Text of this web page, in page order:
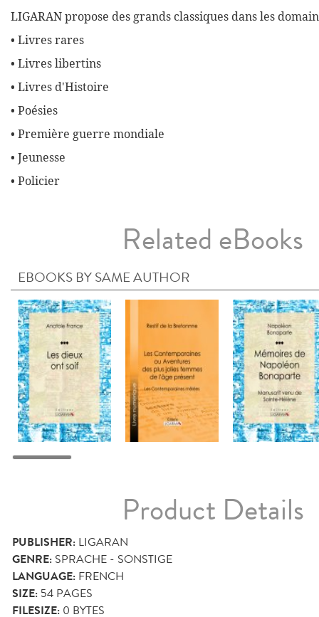
LIGARAN propose des grands classiques dans les
• Livres rares
• Livres libertins
• Livres d'Histoire
• Poésies
• Première guerre mondiale
• Jeunesse
• Policier
Related eBooks
EBOOKS BY SAME AUTHOR
Product Details
PUBLISHER: LIGARAN
GENRE: SPRACHE - SONSTIGE
LANGUAGE: FRENCH
SIZE: 54 PAGES
FILESIZE: 0 BYTES